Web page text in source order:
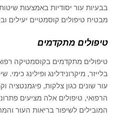
בבעיות עור יסודיות באמצעות
מבטיח טיפולים קוסמטיים יעילים
טיפולים מתקדמים
טיפולים מתקדמים בקוסמטיקה
בלייזר, מיקרונידלינג ופילינג
עור שונים כגון צלקות, פיגמנטציה
הרפואי, טיפולים אלה מציעים
המובילים לשיפור בריאות העור